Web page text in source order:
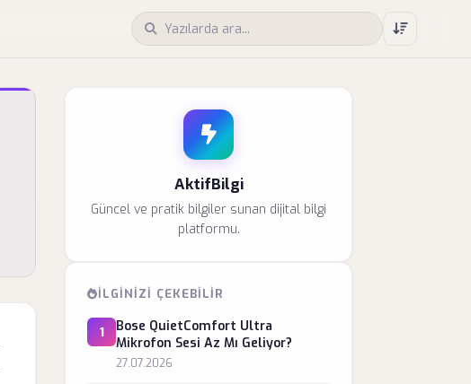
AktifBilgi
Güncel ve pratik bilgiler sunan dijital bilgi
platformu.
İLGINIZI ÇEKEBILIR
1
Bose QuietComfort Ultra
Mikrofon Sesi Az Mı Geliyor?
27.07.2026